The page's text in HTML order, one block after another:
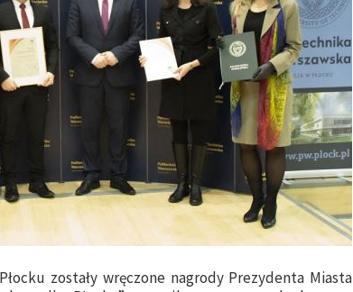
zostały wręczone nagrody Prezydenta Miasta